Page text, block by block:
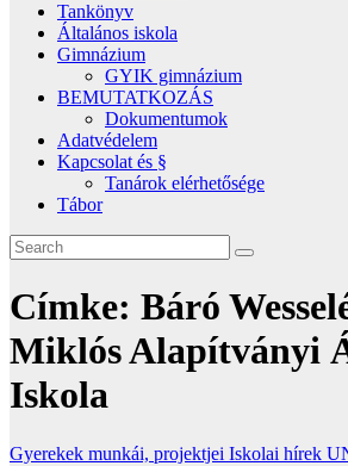
Tankönyv
Általános iskola
Gimnázium
GYIK gimnázium
BEMUTATKOZÁS
Dokumentumok
Adatvédelem
Kapcsolat és §
Tanárok elérhetősége
Tábor
Címke: Báró
Miklós Alapítványi
Iskola
Gyerekek munkái, projektjei Iskolai hírek